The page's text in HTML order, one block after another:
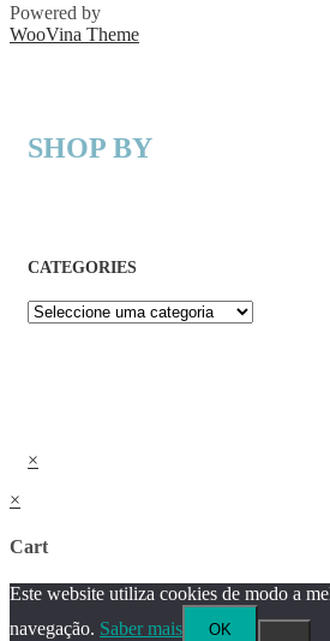
Powered by
WooVina Theme
SHOP BY
CATEGORIES
×
×
Cart
Este website utiliza cookies de modo a
navegação. Saber mais OK